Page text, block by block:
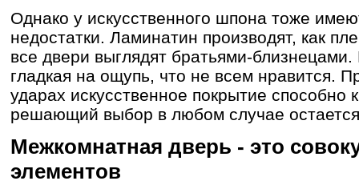
Однако у искусственного шпона тоже
недостатки. Ламинатин производят, как
все двери выглядят братьями-
гладкая на ощупь, что не всем нравится.
ударах искусственное покрытие способно
решающий выбор в любом случае остается
Межкомнатная дверь - это
элементов